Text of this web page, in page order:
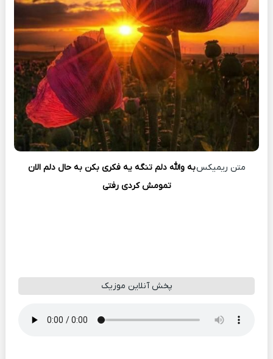
متن ریمیکسبه والله دلم تنگه یه فکری بکن به حال دلم الان
تمومش کردی رفتی
پخش آنلاین موزیک